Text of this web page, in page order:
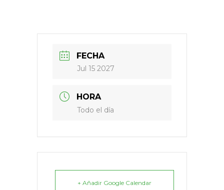
FECHA
Jul 15 2027
HORA
Todo el día
+ Añadir Google Calendar